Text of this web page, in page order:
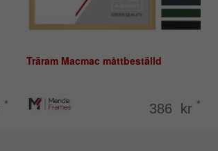
*
Träram Macmac måttbeställd
386 kr *